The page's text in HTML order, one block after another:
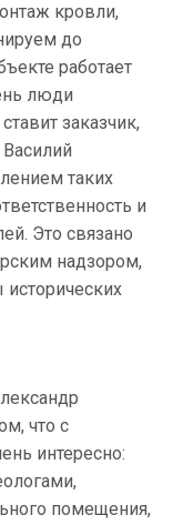
кровли,
до
работает
люди
заказчик,
таких
и
Это связано
надзором,
исторических
что с
интересно:
помещения,